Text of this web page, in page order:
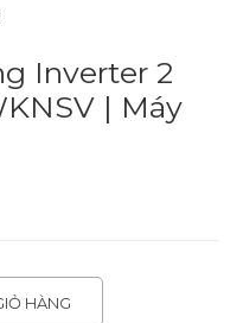
Inverter 2
| Máy
HÀNG